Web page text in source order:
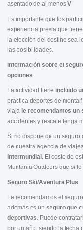
asentado de al menos V
Es importante que los
experiencia previa que
la elección del destino sea
las posibilidades.
Información sobre el
opciones
La actividad tiene incluido
practica deportes de
viaja le recomendamos un
accidentes y rescate tenga
Si no dispone de un seguro
de nuestra agencia de
Intermundial . El coste de
Muntania Outdoors que si
Seguro Ski/Aventura Plus
Le recomendamos el seguro
además es un seguro que
deportivas. Puede
por un año, siendo la fecha